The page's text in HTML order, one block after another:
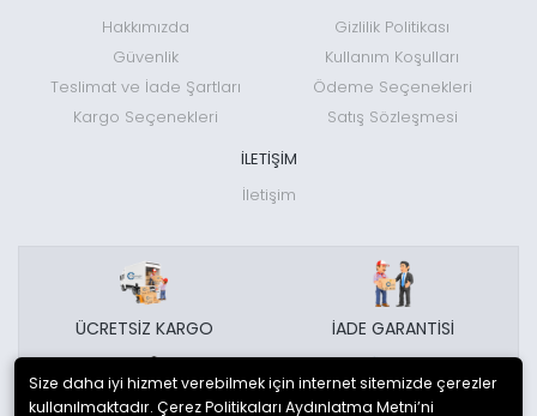
Hakkımızda
Güvenlik
Teslimat ve İade Şartları
Kargo Seçenekleri
Gizlilik Politikası
Kullanım Koşulları
Ödeme Seçenekleri
Satış Sözleşmesi
İLETİŞİM
İletişim
ÜCRETSİZ KARGO İADE GARANTİSİ
Size daha iyi hizmet verebilmek için internet sitemizde çerezler
kullanılmaktadır. Çerez Politikaları Aydınlatma Metni’ni